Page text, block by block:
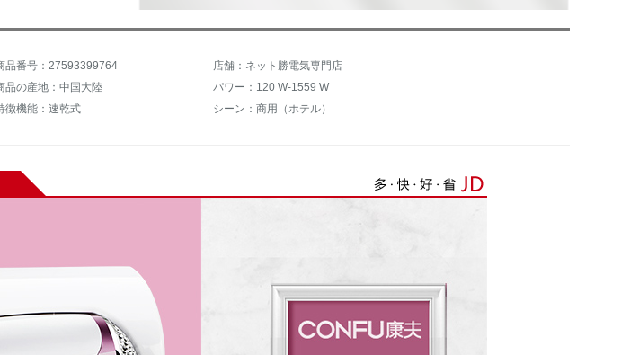
品番号：27593399764
店舗：ネット勝電気専門店
品の産地：中国大陸
パワー：120 W-1559 W
徴機能：速乾式 シーン：商用（ホテル）